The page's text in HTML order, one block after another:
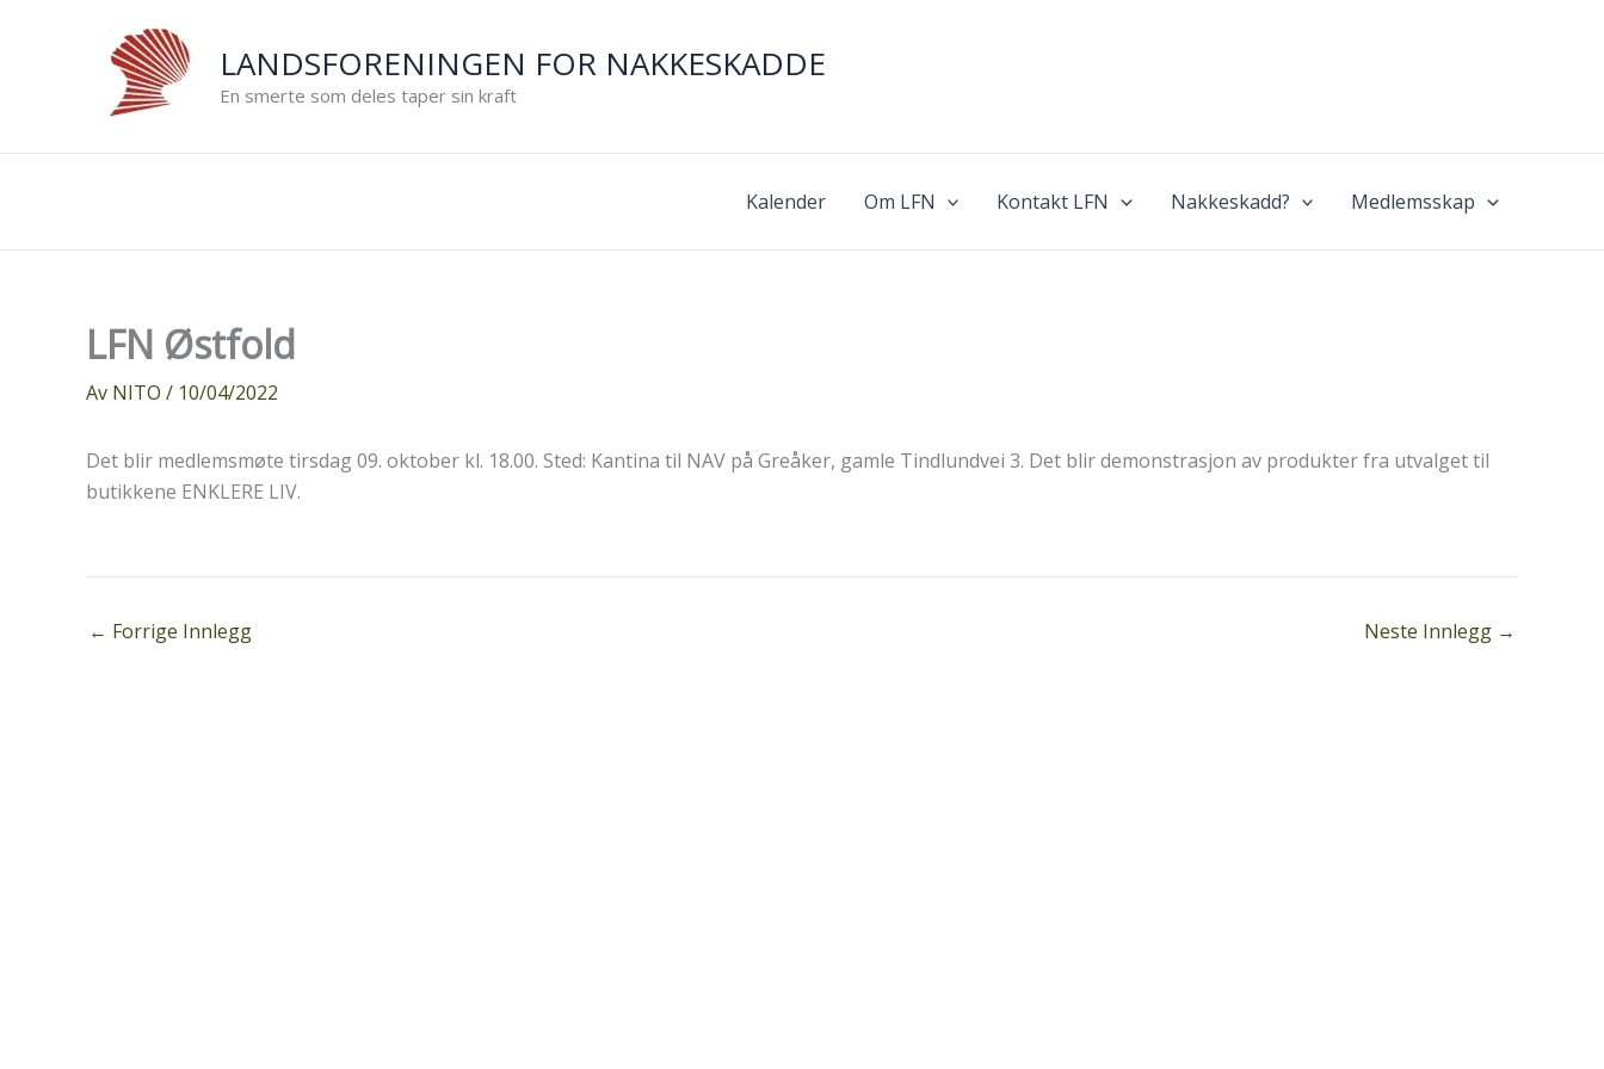
LANDSFORENINGEN FOR NAKKESKADDE
En smerte som deles taper sin kraft
Kalender Om LFN Kontakt LFN Nakkeskadd? Medlemsskap
LFN Østfold
Av NITO / 10/04/2022
Det blir medlemsmøte tirsdag 09. oktober kl. 18.00. Sted: Kantina til NAV på Greåker, gamle Tindlundvei 3. Det blir demonstrasjon av produkter fra utvalget til
butikkene ENKLERE LIV.
← Forrige Innlegg Neste Innlegg →